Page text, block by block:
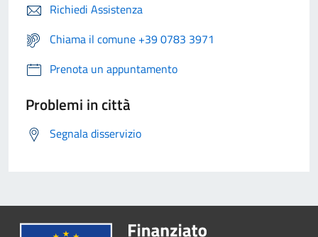
Richiedi Assistenza
Chiama il comune +39 0783 3971
Prenota un appuntamento
Problemi in città
Segnala disservizio